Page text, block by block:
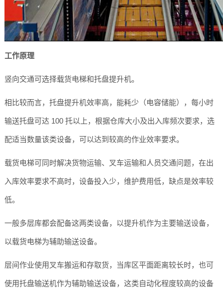
工作原理
竖向交通可选择载货电梯和托盘提升机。
相比较而言，托盘提升机效率高，能耗少（电容储能），每小时
输送托盘可达 100 托以上，根据仓库大小及出入库频次要求，选
配适当数量该类设备，可以达到较高的作业效率要求。
载货电梯可同时解决货物运输、叉车运输和人员交通问题，在出
入库效率要求不高时，设备投入少，维护费用低，缺点是效率较
低。
一般多层库都会配备这两类设备，以提升机作为主要输送设备，
以载货电梯为辅助输送设备。
层间作业使用叉车搬运和存取货，当库区平面距离较长时，也可
使用托盘输送机作为辅助输送设备，这类自动化程度较高的设备